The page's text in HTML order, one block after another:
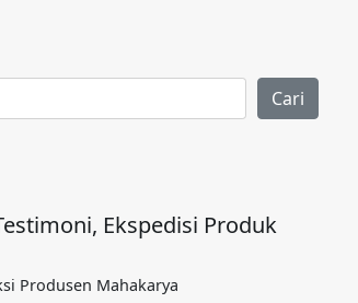
Cari
Ekspedisi Produk